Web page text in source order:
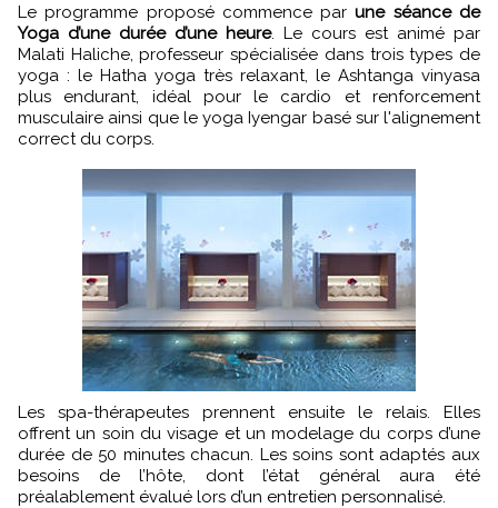
Le programme proposé commence parune séance de
Yoga d’une durée d’une heure. Le cours est animé par
Malati Haliche, professeur spécialisée dans trois types de
yoga : le Hatha yoga très relaxant, le Ashtanga vinyasa
plus endurant, idéal pour le cardio et renforcement
musculaire ainsi que le yoga Iyengar basé sur l'alignement
correct du corps.
Les spa-thérapeutes prennent ensuite le relais. Elles
offrent un soin du visage et un modelage du corps d’une
durée de 50 minutes chacun. Les soins sont adaptés aux
besoins de l’hôte, dont l’état général aura été
préalablement évalué lors d’un entretien personnalisé.